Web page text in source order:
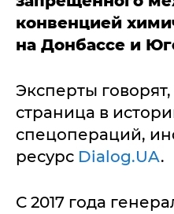
конвенцией
на Донбассе и
Эксперты говорят,
страница в
спецопераций,
ресурс Dialog.UA.
С 2017 года